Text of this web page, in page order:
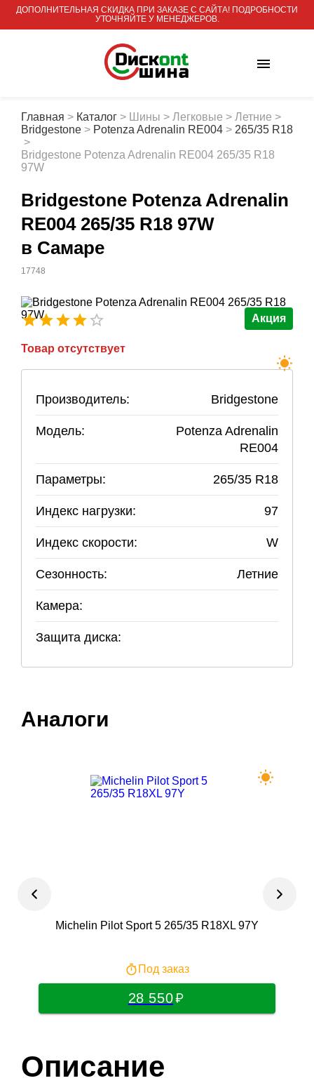
ДОПОЛНИТЕЛЬНАЯ СКИДКА ПРИ ЗАКАЗЕ С САЙТА! ПОДРОБНОСТИ
УТОЧНЯЙТЕ У МЕНЕДЖЕРОВ.
Главная > Каталог > Шины > Легковые > Летние >
Bridgestone > Potenza Adrenalin RE004 > 265/35 R18
>
Bridgestone Potenza Adrenalin RE004 265/35 R18
97W
Bridgestone Potenza Adrenalin
RE004 265/35 R18 97W
в Самаре
17748
Акция
Товар отсутствует
Производитель: Bridgestone
Модель:
Potenza Adrenalin
RE004
Параметры: 265/35 R18
Индекс нагрузки: 97
Индекс скорости: W
Сезонность: Летние
Камера:
Защита диска:
Аналоги
Michelin Pilot Sport 5 265/35 R18XL 97Y
Под заказ
28 550
Описание